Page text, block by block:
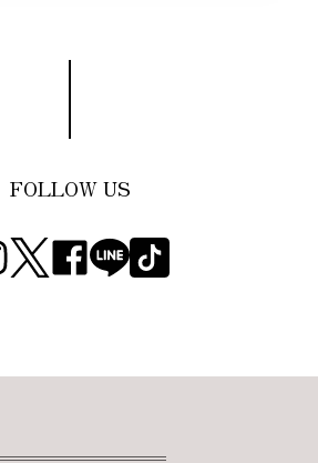
FOLLOW US